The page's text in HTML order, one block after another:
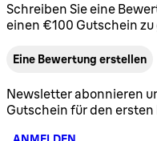
Schreiben Sie eine
einen €100 Gutschein
Eine Bewertung erstellen
Newsletter abonnieren
Gutschein für den